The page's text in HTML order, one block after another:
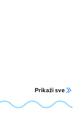
Prikaži sve